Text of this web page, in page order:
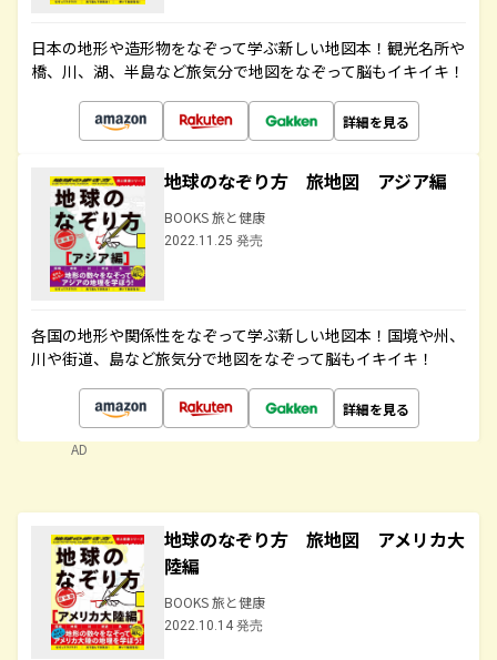
日本の地形や造形物をなぞって学ぶ新しい地図本！観光名所や
橋、川、湖、半島など旅気分で地図をなぞって脳もイキイキ！
詳細を見る
地球のなぞり方 旅地図 アジア編
BOOKS 旅と健康
2022.11.25 発売
各国の地形や関係性をなぞって学ぶ新しい地図本！国境や州、
川や街道、島など旅気分で地図をなぞって脳もイキイキ！
詳細を見る
AD
地球のなぞり方 旅地図 アメリカ大
陸編
BOOKS 旅と健康
2022.10.14 発売